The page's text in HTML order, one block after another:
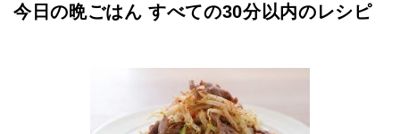
今日の晩ごはん すべての30分以内のレシピ